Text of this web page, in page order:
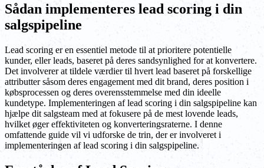
Sådan implementeres lead scoring i din
salgspipeline
Lead scoring er en essentiel metode til at prioritere potentielle
kunder, eller leads, baseret på deres sandsynlighed for at konvertere.
Det involverer at tildele værdier til hvert lead baseret på forskellige
attributter såsom deres engagement med dit brand, deres position i
købsprocessen og deres overensstemmelse med din ideelle
kundetype. Implementeringen af lead scoring i din salgspipeline kan
hjælpe dit salgsteam med at fokusere på de mest lovende leads,
hvilket øger effektiviteten og konverteringsraterne. I denne
omfattende guide vil vi udforske de trin, der er involveret i
implementeringen af lead scoring i din salgspipeline.